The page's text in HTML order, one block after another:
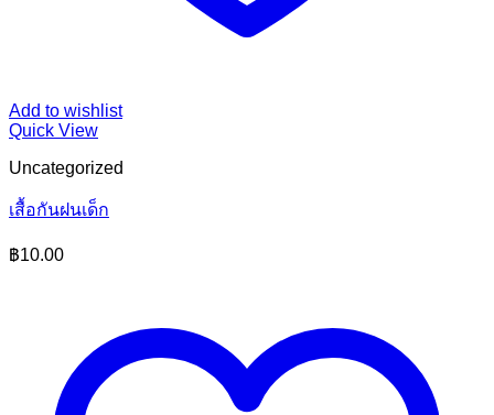
Add to wishlist
Quick View
Uncategorized
เสื้อกันฝนเด็ก
฿10.00